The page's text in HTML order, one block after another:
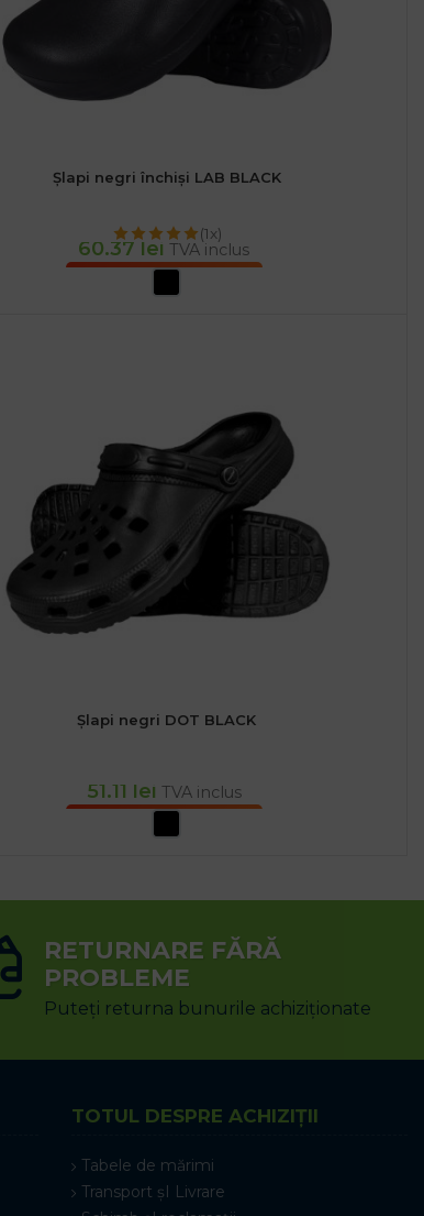
Șlapi negri închiși LAB BLACK
(1x)
60.37 lei TVA inclus
Șlapi negri DOT BLACK
51.11 lei TVA inclus
RETURNARE FĂRĂ
PROBLEME
Puteți returna bunurile achiziționate
TOTUL DESPRE ACHIZIȚII
Tabele de mărimi
Transport șI Livrare